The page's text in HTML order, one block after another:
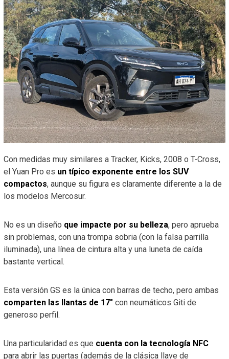
Con medidas muy similares a Tracker, Kicks, 2008 o T-Cross,
el Yuan Pro es un típico exponente entre los SUV
compactos, aunque su figura es claramente diferente a la de
los modelos Mercosur.
No es un diseño que impacte por su belleza, pero aprueba
sin problemas, con una trompa sobria (con la falsa parrilla
iluminada), una línea de cintura alta y una luneta de caída
bastante vertical.
Esta versión GS es la única con barras de techo, pero ambas
comparten las llantas de 17″ con neumáticos Giti de
generoso perfil.
Una particularidad es que cuenta con la tecnología NFC
para abrir las puertas (además de la clásica llave de